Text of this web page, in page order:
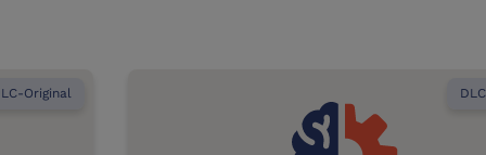
Original